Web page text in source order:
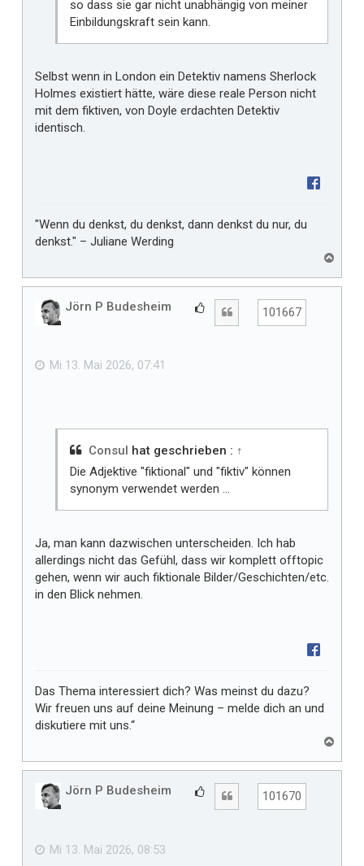
so dass sie gar nicht unabhängig von meiner
Einbildungskraft sein kann.
Selbst wenn in London ein Detektiv namens Sherlock
Holmes existiert hätte, wäre diese reale Person nicht
mit dem fiktiven, von Doyle erdachten Detektiv
identisch.
"Wenn du denkst, du denkst, dann denkst du nur, du
denkst." – Juliane Werding
c
Jörn P Budesheim
m
i
r
101667
Mi 13. Mai 2026, 07:41
Consul hat geschrieben : ↑
Die Adjektive "fiktional" und "fiktiv" können
synonym verwendet werden ...
Ja, man kann dazwischen unterscheiden. Ich hab
allerdings nicht das Gefühl, dass wir komplett offtopic
gehen, wenn wir auch fiktionale Bilder/Geschichten/etc.
in den Blick nehmen.
Das Thema interessiert dich? Was meinst du dazu?
Wir freuen uns auf deine Meinung – melde dich an und
diskutiere mit uns.“
c
Jörn P Budesheim 101670
Mi 13. Mai 2026, 08:53